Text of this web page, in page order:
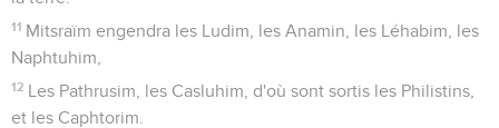
11 Mitsraïm engendra les Ludim, les Anamin, les Léhabim, les
Naphtuhim,
12 Les Pathrusim, les Casluhim, d'où sont sortis les Philistins,
et les Caphtorim.